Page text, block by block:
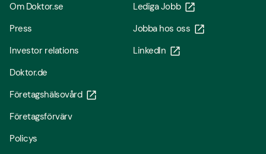
Om Doktor.se
Press
Investor relations
Doktor.de
Företagshälsovård
Företagsförvärv
Policys
Lediga Jobb
Jobba hos oss
LinkedIn